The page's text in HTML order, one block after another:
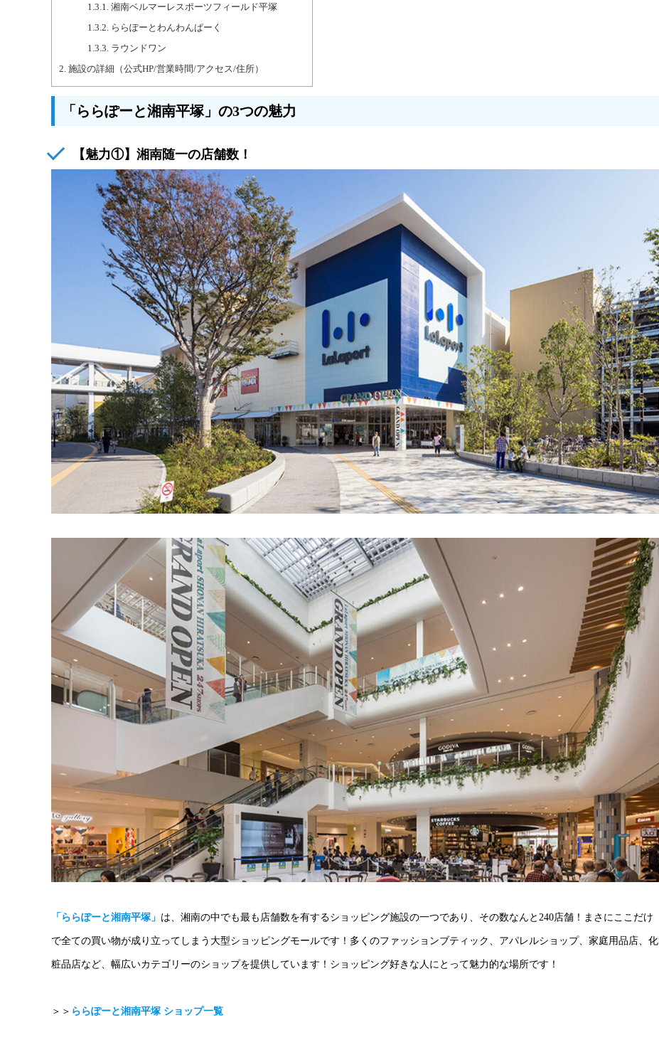
1.3.1. 湘南ベルマーレスポーツフィールド平塚
1.3.2. ららぽーとわんわんぱーく
1.3.3. ラウンドワン
2. 施設の詳細（公式HP/営業時間/アクセス/住所）
「ららぽーと湘南平塚」の3つの魅力
【魅力①】湘南随一の店舗数！
「ららぽーと湘南平塚」 は、湘南の中でも最も店舗数を有するショッピング施設の一つであり、その数なんと240店舗！まさにここだけ
で全ての買い物が成り立ってしまう大型ショッピングモールです！多くのファッションブティック、アパレルショップ、家庭用品店、化
粧品店など、幅広いカテゴリーのショップを提供しています！ショッピング好きな人にとって魅力的な場所です！
＞＞ ららぽーと湘南平塚 ショップ一覧